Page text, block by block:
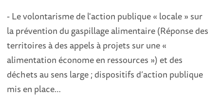
- Le volontarisme de l'action publique « locale » sur
la prévention du gaspillage alimentaire (Réponse des
territoires à des appels à projets sur une «
alimentation économe en ressources ») et des
déchets au sens large ; dispositifs d’action publique
mis en place…